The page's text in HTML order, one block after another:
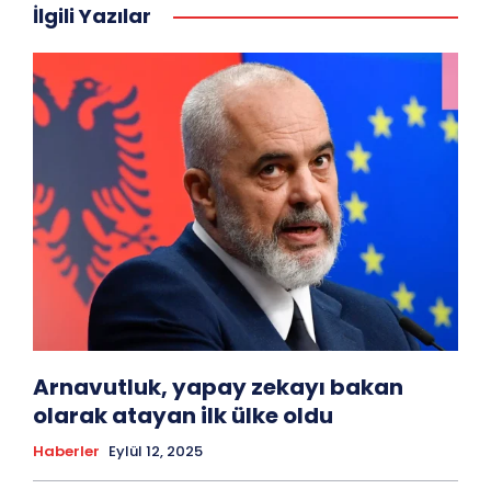
İlgili Yazılar
Arnavutluk, yapay zekayı bakan
olarak atayan ilk ülke oldu
Haberler Eylül 12, 2025